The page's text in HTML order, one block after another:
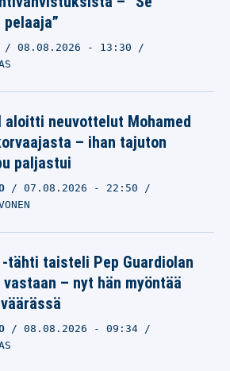
08.08.2026 - 13:30
aloitti neuvottelut Mohamed
– ihan tajuton
paljastui
07.08.2026 - 22:50
-tähti taisteli Pep Guardiolan
– nyt hän myöntää
08.08.2026 - 09:34